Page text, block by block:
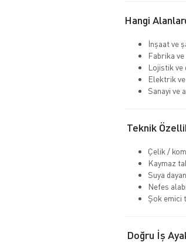
Hangi
İnşaat ve
Fabrika
Lojistik ve
Elektrik
Sanayi ve
Teknik
Çelik /
Kaymaz
Suya
Nefes
Şok emici
Doğru İş